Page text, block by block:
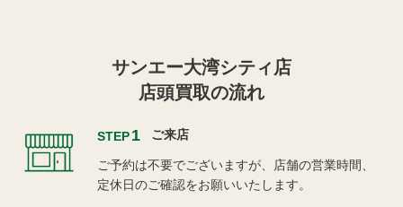
サンエー大湾シティ店
店頭買取の流れ
STEP1 ご来店
ご予約は不要でございますが、店舗の営業時間、
定休日のご確認をお願いいたします。